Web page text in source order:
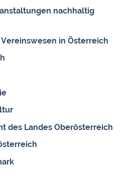
nachhaltig
in Österreich
des Landes Oberösterreich